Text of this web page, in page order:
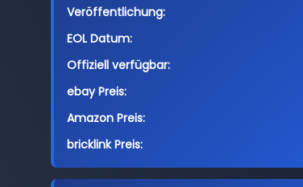
Veröffentlichung:
EOL Datum:
Offiziell verfügbar:
ebay Preis:
Amazon Preis:
bricklink Preis: